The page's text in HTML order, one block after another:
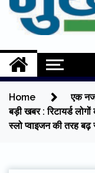
Aapki Aawaz
Home
एक
बड़ी खबर : रिटायर्ड
स्लो प्वाइजन की तरह बढ़